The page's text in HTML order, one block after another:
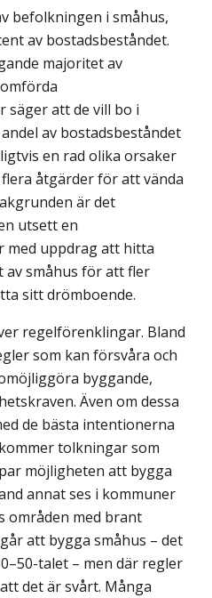
befolkningen i småhus,
av bostadsbeståndet.
majoritet av
säger att de vill bo i
av bostadsbeståndet
en rad olika orsaker
åtgärder för att vända
är det
utsett en
med uppdrag att hitta
av småhus för att fler
sitt drömboende.
regelförenklingar. Bland
som kan försvåra och
byggande,
Även om dessa
de bästa intentionerna
tolkningar som
möjligheten att bygga
annat ses i kommuner
områden med brant
att bygga småhus – det
talet – men där regler
det är svårt. Många